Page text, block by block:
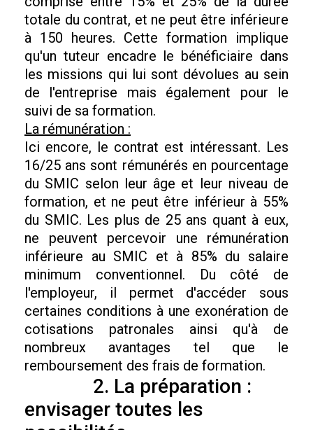
totale du contrat, et ne peut être inférieure
à 150 heures. Cette formation implique
qu'un tuteur encadre le bénéficiaire dans
les missions qui lui sont dévolues au sein
de l'entreprise mais également pour le
suivi de sa formation.
La rémunération :
Ici encore, le contrat est intéressant. Les
16/25 ans sont rémunérés en pourcentage
du SMIC selon leur âge et leur niveau de
formation, et ne peut être inférieur à 55%
du SMIC. Les plus de 25 ans quant à eux,
ne peuvent percevoir une rémunération
inférieure au SMIC et à 85% du salaire
minimum conventionnel. Du côté de
l'employeur, il permet d'accéder sous
certaines conditions à une exonération de
cotisations patronales ainsi qu'à de
nombreux avantages tel que le
remboursement des frais de formation.
2. La préparation :
envisager toutes les